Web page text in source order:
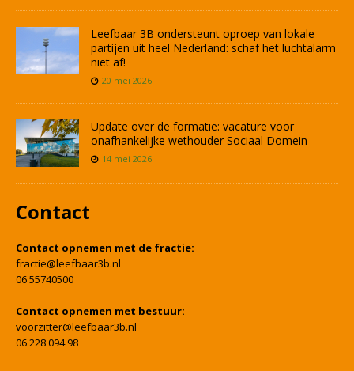
Leefbaar 3B ondersteunt oproep van lokale
partijen uit heel Nederland: schaf het luchtalarm
niet af!
20 mei 2026
Update over de formatie: vacature voor
onafhankelijke wethouder Sociaal Domein
14 mei 2026
Contact
Contact opnemen met de fractie:
fractie@leefbaar3b.nl
06 55740500
Contact opnemen met bestuur:
voorzitter@leefbaar3b.nl
06 228 094 98